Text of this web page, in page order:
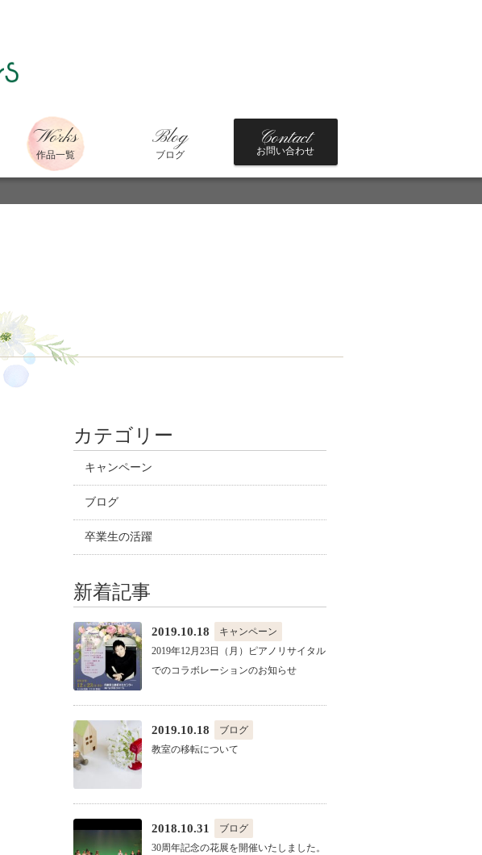
Works
作品一覧
Blog
ブログ
Contact
お問い合わせ
カテゴリー
キャンペーン
ブログ
卒業生の活躍
新着記事
2019.10.18
キャンペーン
2019年12月23日（月）ピアノリサイタル
でのコラボレーションのお知らせ
2019.10.18
ブログ
教室の移転について
2018.10.31
ブログ
30周年記念の花展を開催いたしました。